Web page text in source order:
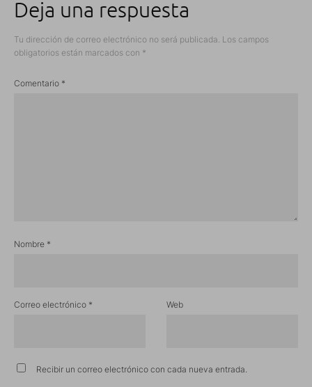
Deja una respuesta
Tu dirección de correo electrónico no será publicada. Los campos
obligatorios están marcados con *
Comentario *
Nombre *
Correo electrónico * Web
Recibir un correo electrónico con cada nueva entrada.